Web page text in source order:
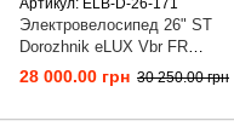
Артикул: ELB-D-26-171
Электровелосипед 26" ST
Dorozhnik eLUX Vbr FR
рама-17" 36B 12.5А*г 500Вт
темно-сiрий 2024
28 000.00 грн 30 250.00 грн